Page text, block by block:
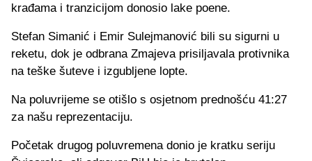
krađama i tranzicijom donosio lake poene.
Stefan Simanić i Emir Sulejmanović bili su sigurni u
reketu, dok je odbrana Zmajeva prisiljavala protivnika
na teške šuteve i izgubljene lopte.
Na poluvrijeme se otišlo s osjetnom prednošću 41:27
za našu reprezentaciju.
Početak drugog poluvremena donio je kratku seriju